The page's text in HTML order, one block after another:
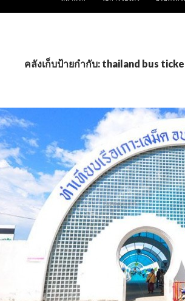
คลังเก็บป้ายกำกับ: thailand bus